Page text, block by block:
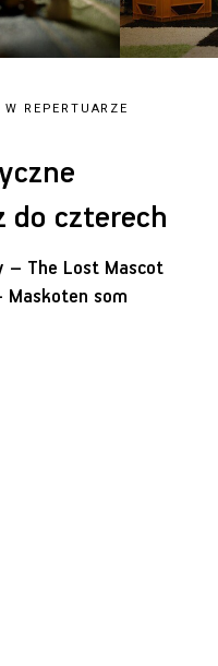
W REPERTUARZE
do czterech
– The Lost Mascot
Maskoten som